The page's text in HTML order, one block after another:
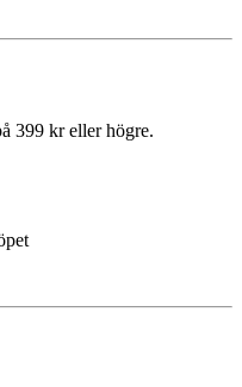
399 kr eller högre.